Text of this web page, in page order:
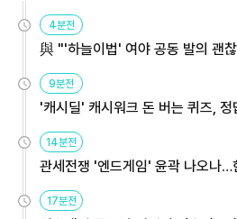
4분전
與 "'하늘이법' 여야 공동 발의 괜
9분전
'캐시딜' 캐시워크 돈 버는 퀴즈, 정
14분전
관세전쟁 '엔드게임' 윤곽 나오나…
용해야
17분전